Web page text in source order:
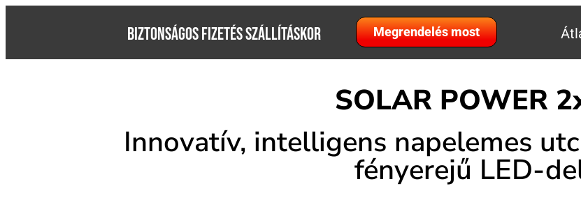
BIZTONSÁGOS FIZETÉS SZÁLLÍTÁSKOR Megrendelés most
SOLAR POWER
Innovatív, intelligens napelemes
fényerejű LED-